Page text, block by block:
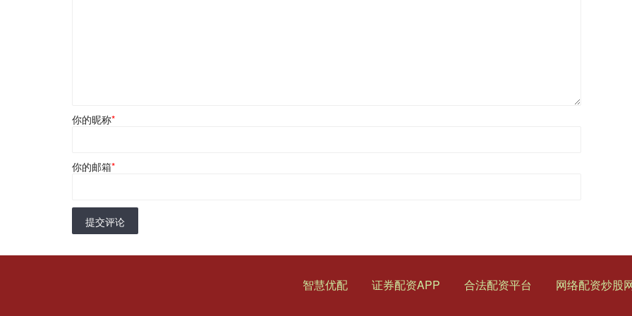
你的昵称*
你的邮箱*
提交评论
智慧优配 证券配资APP 合法配资平台 网络配资炒股